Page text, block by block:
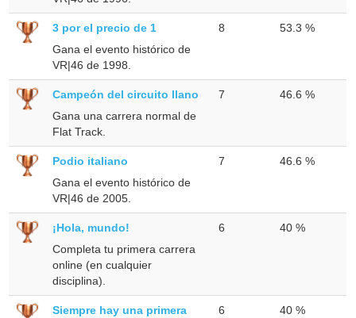
3 por el precio de 1
Gana el evento histórico de
VR|46 de 1998.
8 53.3 %
Campeón del circuito llano
Gana una carrera normal de
Flat Track.
7 46.6 %
Podio italiano
Gana el evento histórico de
VR|46 de 2005.
7 46.6 %
¡Hola, mundo!
Completa tu primera carrera
online (en cualquier
disciplina).
6 40 %
Siempre hay una primera
6 40 %